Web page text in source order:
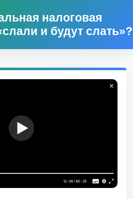
налоговая
и будут слать»?